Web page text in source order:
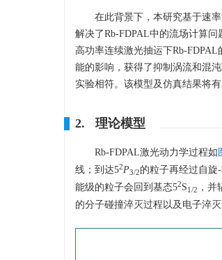
在此背景下，本研究基于速
解决了Rb-FDPAL中的流场计算
高功率连续激光抽运下Rb-
能的影响，获得了抑制涡流和混
实验相符。该模型及仿真结果将
2. 理论模型
Rb-FDPAL激光动力学过程如
线；到达52P3/2的粒子再经过自旋
能级的粒子会回到基态52S1/2
，
的分子碰撞淬灭过程以及电子淬